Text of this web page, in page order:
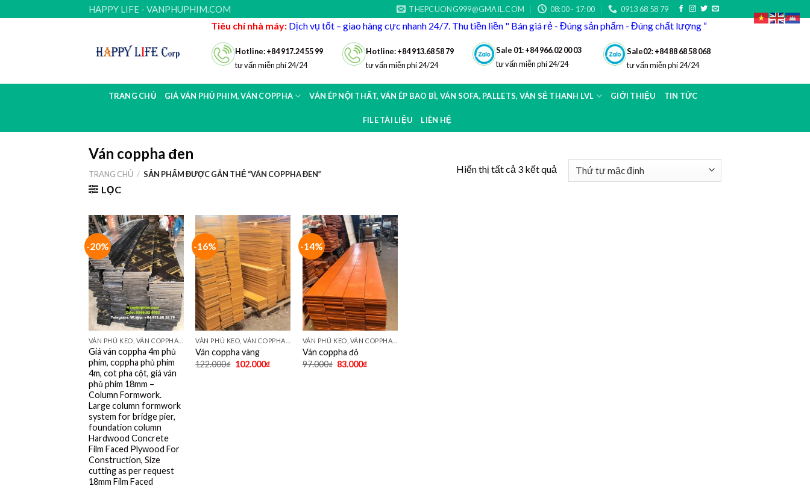
to
HAPPY LIFE - VANPHUPHIM.COM THEPCUONG999@GMAIL.COM 08:00 - 17:00 0913 68 58 79
Tiêu chí nhà máy: Dịch vụ tốt – giao hàng cực nhanh 24/7. Thu tiền liền " Bán giá rẻ - Đúng sản phẩm - Đúng chất lượng “
Hotline: +84 917.24 55 99
tư vấn miễn phí 24/24
Hotline: +84 913.68 58 79
tư vấn miễn phí 24/24
Sale 01: +84966.02 00 03
tư vấn miễn phí 24/24
Sale02: +84 88 68 58 068
tư vấn miễn phí 24/24
TRANG CHỦ GIÁ VÁN PHỦ PHIM, VÁN COPPHA VÁN ÉP NỘI THẤT, VÁN ÉP BAO BÌ, VÁN SOFA, PALLETS, VÁN SẺ THANH LVL GIỚI THIỆU TIN TỨC
FILE TÀI LIỆU LIÊN HỆ
Ván coppha đen
TRANG CHỦ / SẢN PHẨM ĐƯỢC GẮN THẺ “VÁN COPPHA ĐEN”
LỌC
Hiển thị tất cả 3 kết quả
-20%
Giá ván coppha 4m phủ
phim, coppha phủ phim
4m, cot pha cột, giá ván
phủ phim 18mm –
Column Formwork.
Large column formwork
system for bridge pier,
foundation column
Hardwood Concrete
Film Faced Plywood For
Construction, Size
cutting as per request
18mm Film Faced
-16%
Ván coppha vàng
122.000₫ 102.000₫
-14%
Ván coppha đỏ
97.000₫ 83.000₫